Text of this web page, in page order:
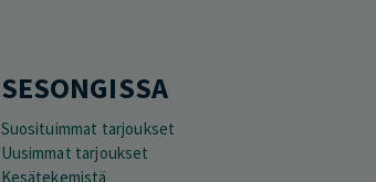
SESONGISSA
Suosituimmat tarjoukset
Uusimmat tarjoukset
Kesätekemistä